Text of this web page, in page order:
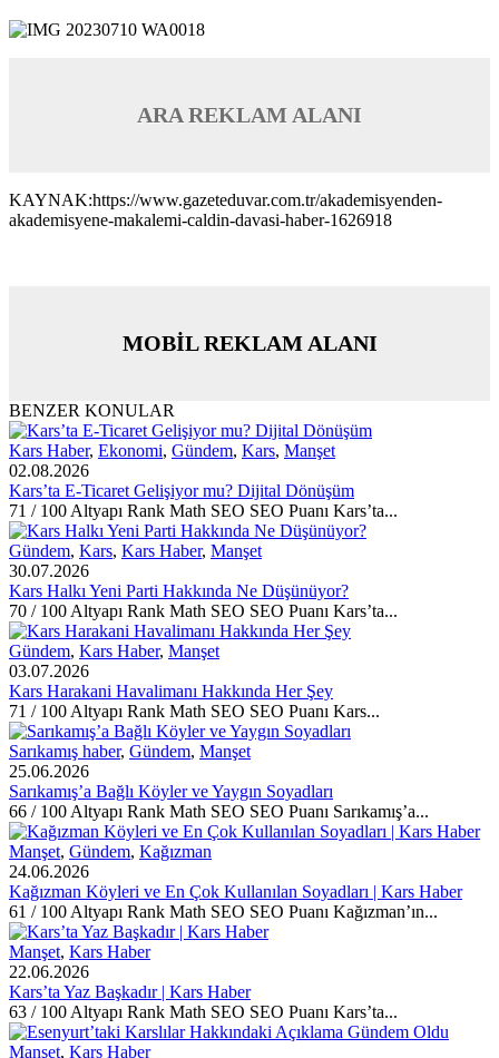
ARA REKLAM ALANI
KAYNAK:https://www.gazeteduvar.com.tr/akademisyenden-
akademisyene-makalemi-caldin-davasi-haber-1626918
MOBİL REKLAM ALANI
BENZER KONULAR
Kars Haber, Ekonomi, Gündem, Kars, Manşet
02.08.2026
Kars’ta E-Ticaret Gelişiyor mu? Dijital Dönüşüm
71 / 100 Altyapı Rank Math SEO SEO Puanı Kars’ta...
Gündem, Kars, Kars Haber, Manşet
30.07.2026
Kars Halkı Yeni Parti Hakkında Ne Düşünüyor?
70 / 100 Altyapı Rank Math SEO SEO Puanı Kars’ta...
Gündem, Kars Haber, Manşet
03.07.2026
Kars Harakani Havalimanı Hakkında Her Şey
71 / 100 Altyapı Rank Math SEO SEO Puanı Kars...
Sarıkamış haber, Gündem, Manşet
25.06.2026
Sarıkamış’a Bağlı Köyler ve Yaygın Soyadları
66 / 100 Altyapı Rank Math SEO SEO Puanı Sarıkamış’a...
Manşet, Gündem, Kağızman
24.06.2026
Kağızman Köyleri ve En Çok Kullanılan Soyadları | Kars Haber
61 / 100 Altyapı Rank Math SEO SEO Puanı Kağızman’ın...
Manşet, Kars Haber
22.06.2026
Kars’ta Yaz Başkadır | Kars Haber
63 / 100 Altyapı Rank Math SEO SEO Puanı Kars’ta...
Manşet, Kars Haber